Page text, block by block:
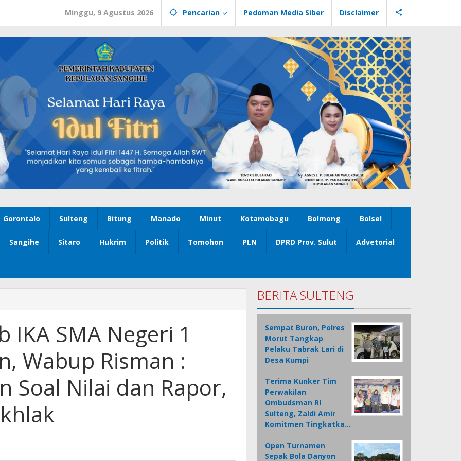
Minggu, 9 Agustus 2026 Pencarian Pedoman Media Siber Disclaimer
Gorontalo Sulteng Bitung Manado Minut Kotamobagu Bolmong Bolsel
Sangihe Sitaro Hukrim Politik Tomohon PLN DPRD Prov. Sulut Advetorial
IKA SMA Negeri 1
Wabup Risman :
Soal Nilai dan Rapor,
BERITA SULTENG
Sempat Buron, Polres
Morut Tangkap
Pelaku Tabrak Lari di
Desa Kumpi
Terima Kunker Tim
Perwakilan
Ombudsman RI
Sulteng, Zaldi Amir
Komitmen Tingkatka…
Open Turnamen
Sepak Bola Danyon